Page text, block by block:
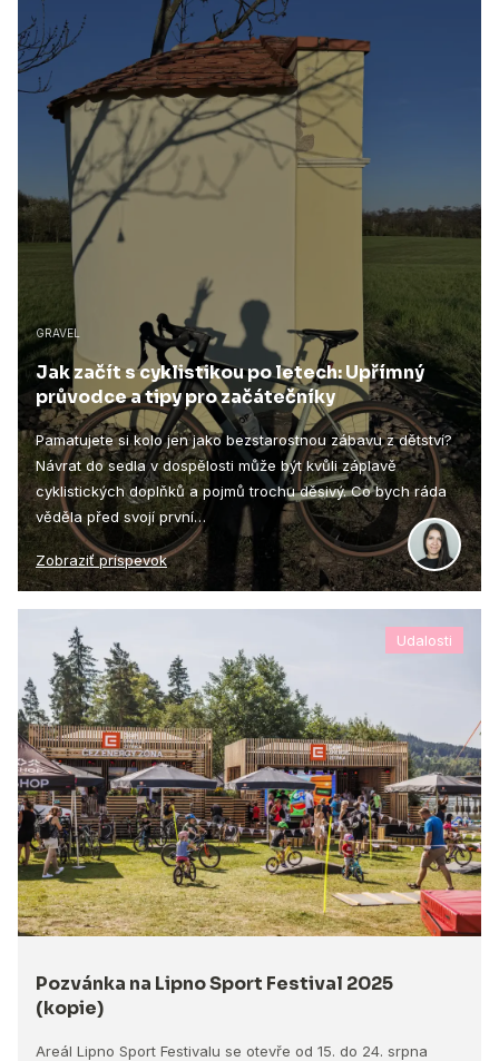
GRAVEL
Jak začít s cyklistikou po letech: Upřímný
průvodce a tipy pro začátečníky
Pamatujete si kolo jen jako bezstarostnou zábavu z dětství?
Návrat do sedla v dospělosti může být kvůli záplavě
cyklistických doplňků a pojmů trochu děsivý. Co bych ráda
věděla před svojí první…
Zobraziť príspevok
Udalosti
Pozvánka na Lipno Sport Festival 2025
(kopie)
Areál Lipno Sport Festivalu se otevře od 15. do 24. srpna